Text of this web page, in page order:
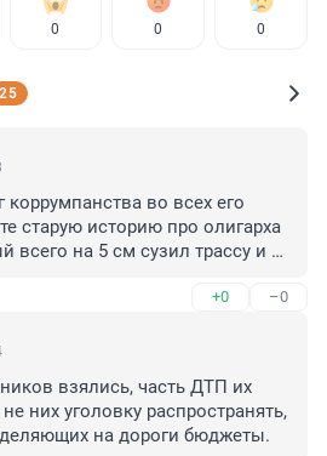
0 0 0
25
во всех его
старую историю про олигарха
всего на 5 см сузил трассу и
но рулят там далеко
+0 –0
взялись, часть ДТП их
них уголовку распространять,
на дороги бюджеты.